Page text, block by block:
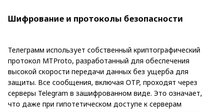
Шифрование и протоколы безопасности
Телеграмм использует собственный криптографический
протокол MTProto, разработанный для обеспечения
высокой скорости передачи данных без ущерба для
защиты. Все сообщения, включая OTP, проходят через
серверы Telegram в зашифрованном виде. Это означает,
что даже при гипотетическом доступе к серверам